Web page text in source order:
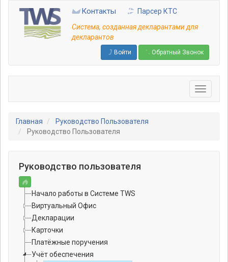
основному
содержанию
Контакты
Парсер КТС
Система, созданная декларантами для
декларантов
Войти Обратный Звонок
Главная
Руководство Пользователя
Руководство Пользователя
Руководство пользователя
Начало работы в Системе TWS
Виртуальный Офис
Декларации
Карточки
Платёжные поручения
Учёт обеспечения